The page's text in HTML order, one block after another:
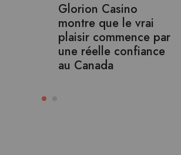
Glorion Casino
montre que le vrai
plaisir commence par
une réelle confiance
au Canada